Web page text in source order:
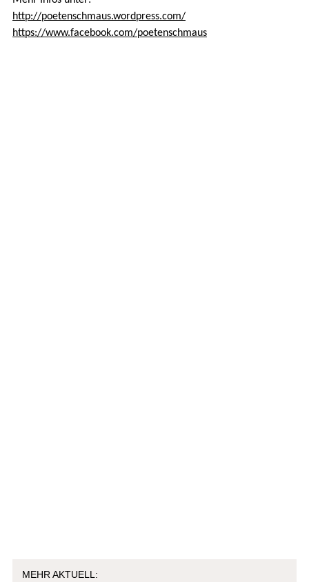
http://poetenschmaus.wordpress.com/
https://www.facebook.com/poetenschmaus
MEHR AKTUELL: